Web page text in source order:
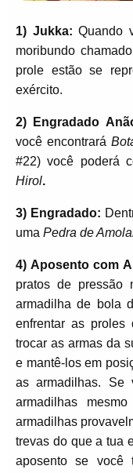
1) Jukka:Quando
moribundo
prole estão se
exército.
2) Engradado
você encontrará
#22) você poderá
Hirol.
3) Engradado:
uma Pedra de
4) Aposento com
pratos de pressão
armadilha de bola
enfrentar as proles
trocar as armas da
e mantê-los em
as armadilhas. Se
armadilhas
armadilhas
trevas do que a tua
aposento se